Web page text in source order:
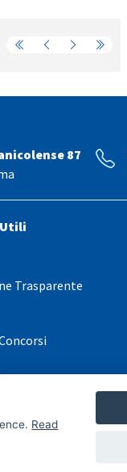
87
Trasparente
esterniRead